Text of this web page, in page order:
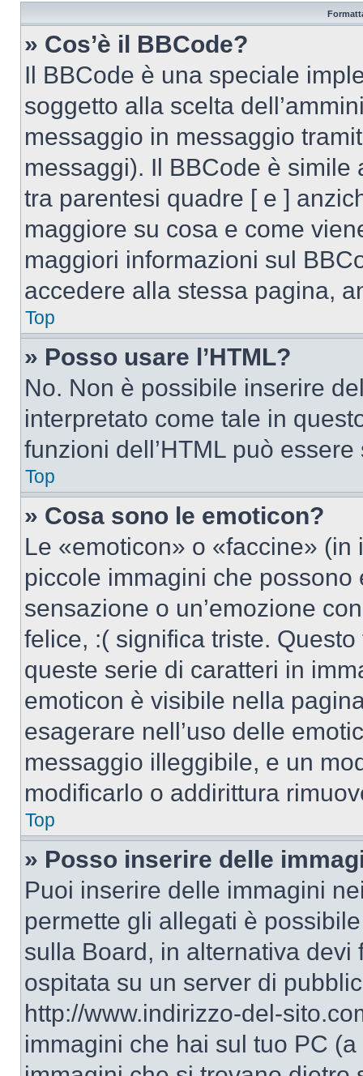
» Cos’è il BBCode?
Il BBCode è una speciale
soggetto alla scelta
messaggio in messaggio
messaggi). Il BBCode è simile
tra parentesi quadre [ e ]
maggiore su cosa e come
maggiori informazioni sul
accedere alla stessa pagina,
Top
» Posso usare l’HTML?
No. Non è possibile inserire
interpretato come tale in
funzioni dell’HTML può
Top
» Cosa sono le emoticon?
Le «emoticon» o «faccine»
piccole immagini che
sensazione o un’emozione
felice, :( significa triste.
queste serie di caratteri in
emoticon è visibile nella
esagerare nell’uso delle
messaggio illeggibile, e un
modificarlo o addirittura
Top
» Posso inserire delle
Puoi inserire delle immagini
permette gli allegati è
sulla Board, in alternativa devi
ospitata su un server di
http://www.indirizzo-del-
immagini che hai sul tuo PC